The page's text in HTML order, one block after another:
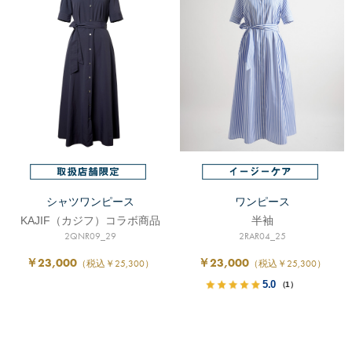
シャツワンピース
KAJIF（カジフ）コラボ商品
2QNR09_29
￥23,000 （税込￥25,300）
ワンピース
半袖
2RAR04_25
￥23,000 （税込￥25,300）
5.0 （1）